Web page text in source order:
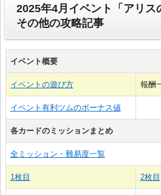
2025年4月イベント「アリス
その他の攻略記事
イベント概要
イベントの遊び方 報酬
イベント有利ツムのボーナス値
各カードのミッションまとめ
全ミッション・難易度一覧
1枚目 2枚目